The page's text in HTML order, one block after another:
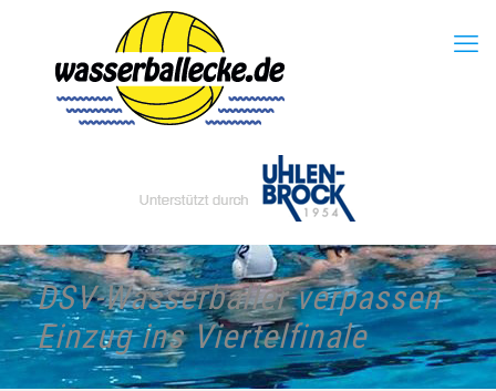
DSV-Wasserballer verpassen
Einzug ins Viertelfinale